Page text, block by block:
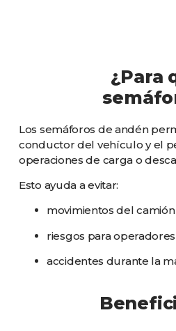
¿Para
Los semáforos de andén
conductor del vehículo y el
operaciones de carga o
Esto ayuda a evitar:
movimientos del
riesgos para operadores
accidentes durante la